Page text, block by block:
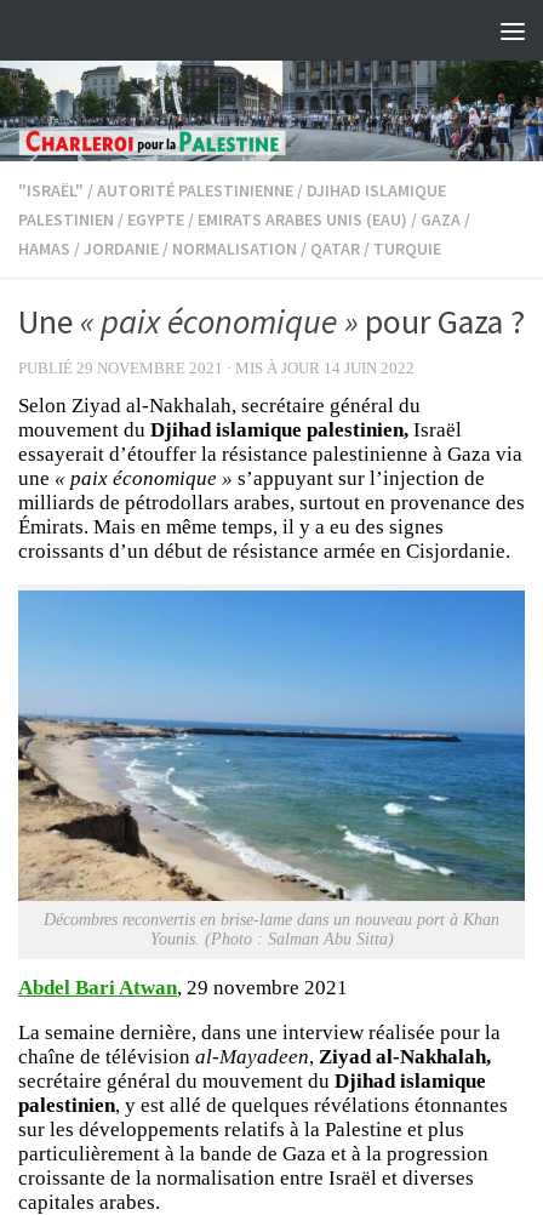
"ISRAËL" /AUTORITÉ PALESTINIENNE / DJIHAD ISLAMIQUE
PALESTINIEN / EGYPTE / EMIRATS ARABES UNIS (EAU) / GAZA /
HAMAS /JORDANIE / NORMALISATION / QATAR / TURQUIE
Une « paix économique » pour Gaza ?
PUBLIÉ 29 NOVEMBRE 2021 · MIS À JOUR 14 JUIN 2022
Selon Ziyad al-Nakhalah, secrétaire général du
mouvement du Djihad islamique palestinien, Israël
essayerait d’étouffer la résistance palestinienne à Gaza via
une « paix économique » s’appuyant sur l’injection de
milliards de pétrodollars arabes, surtout en provenance des
Émirats. Mais en même temps, il y a eu des signes
croissants d’un début de résistance armée en Cisjordanie.
Décombres reconvertis en brise-lame dans un nouveau port à Khan
Younis. (Photo : Salman Abu Sitta)
Abdel Bari Atwan, 29 novembre 2021
La semaine dernière, dans une interview réalisée pour la
chaîne de télévision al-Mayadeen, Ziyad al-Nakhalah,
secrétaire général du mouvement du Djihad islamique
palestinien, y est allé de quelques révélations étonnantes
sur les développements relatifs à la Palestine et plus
particulièrement à la bande de Gaza et à la progression
croissante de la normalisation entre Israël et diverses
capitales arabes.